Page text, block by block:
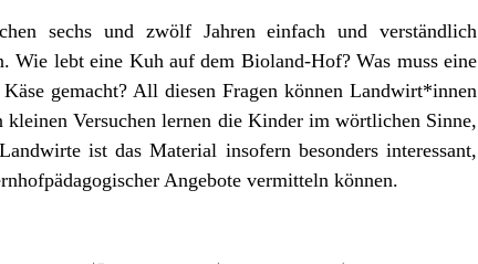
sechs und zwölf Jahren einfach und verständlich
Wie lebt eine Kuh auf dem Bioland-Hof? Was muss eine
gemacht? All diesen Fragen können Landwirt*innen
Versuchen lernen die Kinder im wörtlichen Sinne,
ist das Material insofern besonders interessant,
Angebote vermitteln können.